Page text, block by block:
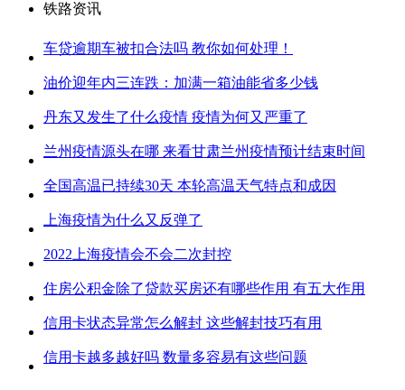
铁路资讯
车贷逾期车被扣合法吗 教你如何处理！
油价迎年内三连跌：加满一箱油能省多少钱
丹东又发生了什么疫情 疫情为何又严重了
兰州疫情源头在哪 来看甘肃兰州疫情预计结束时间
全国高温已持续30天 本轮高温天气特点和成因
上海疫情为什么又反弹了
2022上海疫情会不会二次封控
住房公积金除了贷款买房还有哪些作用 有五大作用
信用卡状态异常怎么解封 这些解封技巧有用
信用卡越多越好吗 数量多容易有这些问题